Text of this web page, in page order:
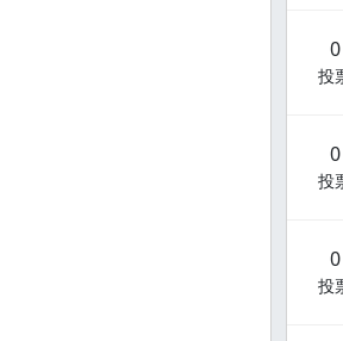
0
投
0
投
0
投